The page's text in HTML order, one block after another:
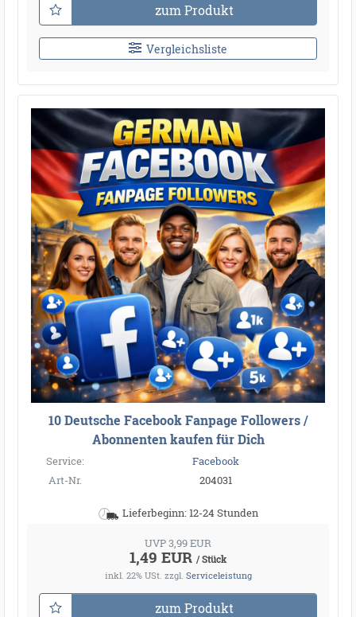
zum Produkt
Vergleichsliste
10 Deutsche Facebook Fanpage Followers /
Abonnenten kaufen für Dich
Service:
Facebook
Art-Nr.
204031
Lieferbeginn: 12-24 Stunden
UVP 3,99 EUR
1,49 EUR / Stück
inkl. 22% USt. zzgl. Serviceleistung
zum Produkt